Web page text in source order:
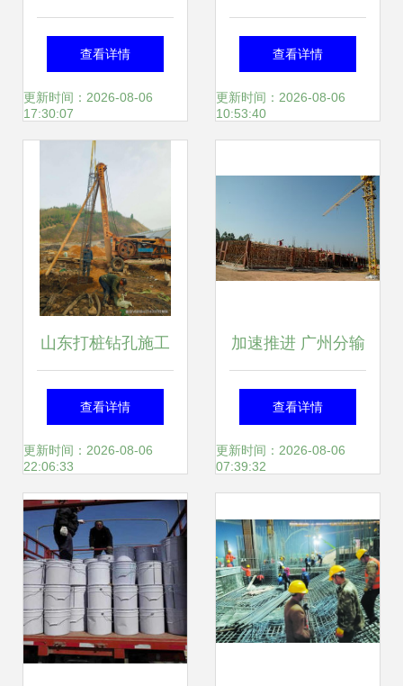
程量计算
查看详情
更新时间：2026-08-06
17:30:07
业黄页——助力工
程施工行业高效发
查看详情
更新时间：2026-08-06
10:53:40
山东打桩钻孔施工
队 专业桩基施工与
基础工程服务详解
查看详情
更新时间：2026-08-06
22:06:33
加速推进 广州分输
压气站进入施工冲
刺阶段
查看详情
更新时间：2026-08-06
07:39:32